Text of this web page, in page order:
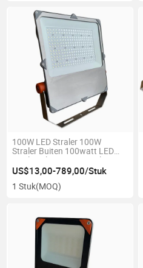
100W LED Straler 100W
Straler Buiten 100watt LED
Stralingslampen 15000lm LED
Stralers IP66 Straler 110V LED
Reflector Licht
US$13,00-789,00/Stuk
1 Stuk(MOQ)